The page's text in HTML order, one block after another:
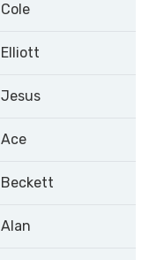
Cole
Elliott
Jesus
Ace
Beckett
Alan